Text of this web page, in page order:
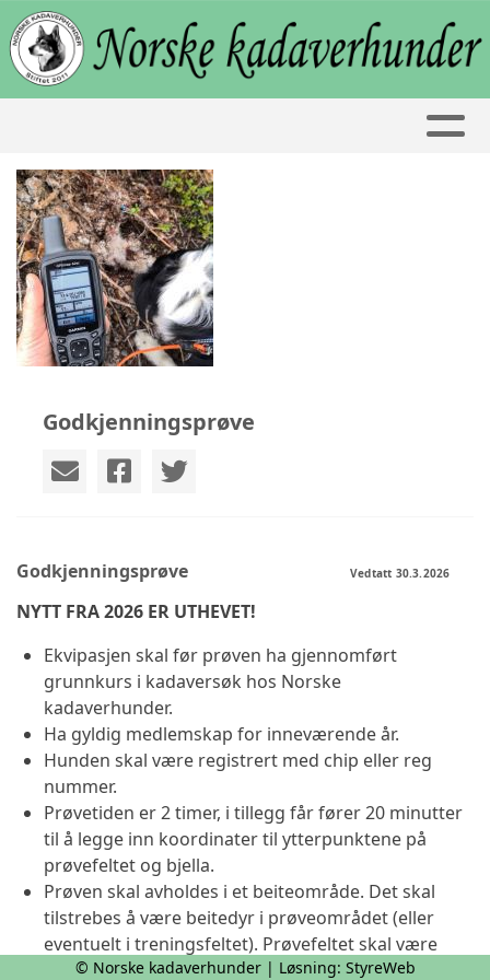
Godkjenningsprøve
Godkjenningsprøve Vedtatt 30.3.2026
NYTT FRA 2026 ER UTHEVET!
Ekvipasjen skal før prøven ha gjennomført
grunnkurs i kadaversøk hos Norske
kadaverhunder.
Ha gyldig medlemskap for inneværende år.
Hunden skal være registrert med chip eller reg
nummer.
Prøvetiden er 2 timer, i tillegg får fører 20 minutter
til å legge inn koordinater til ytterpunktene på
prøvefeltet og bjella.
Prøven skal avholdes i et beiteområde. Det skal
tilstrebes å være beitedyr i prøveområdet (eller
eventuelt i treningsfeltet). Prøvefeltet skal være
mellom 60 og 100 dekar. Det plasseres ut 3
© Norske kadaverhunder | Løsning: StyreWeb